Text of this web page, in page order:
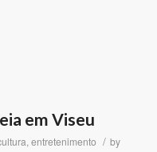
em Viseu
, entretenimento / by